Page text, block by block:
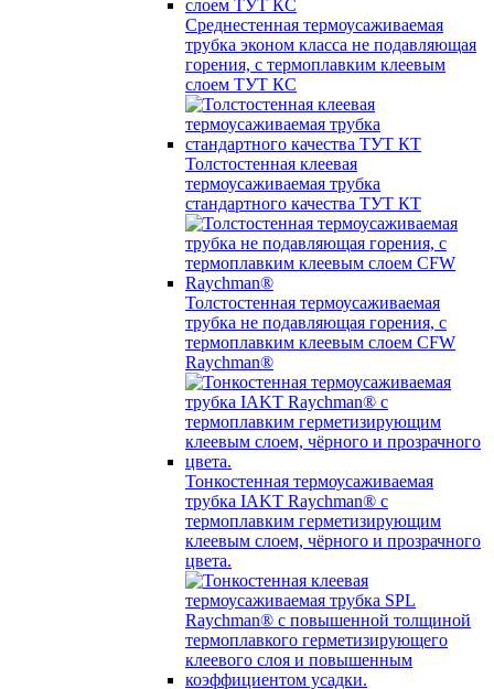
Среднестенная термоусаживаемая
трубка эконом класса не подавляющая
горения, с термоплавким клеевым
слоем ТУТ КС
Толстостенная клеевая
термоусаживаемая трубка
стандартного качества ТУТ КТ
Толстостенная термоусаживаемая
трубка не подавляющая горения, с
термоплавким клеевым слоем CFW
Raychman®
Тонкостенная термоусаживаемая
трубка IAKT Raychman® с
термоплавким герметизирующим
клеевым слоем, чёрного и прозрачного
цвета.